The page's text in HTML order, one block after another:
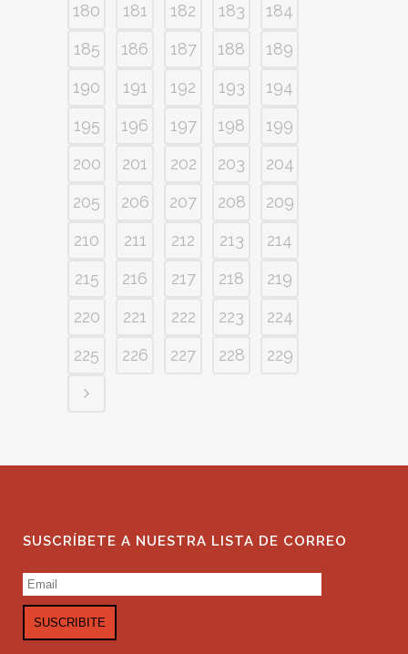
180
181 182 183
184
185
186 187 188
189
190
191 192 193
194
195
196 197 198
199
200
201 202 203
204
205
206 207 208
209
210
211 212 213
214
215
216 217 218
219
220
221 222 223
224
225
226 227 228 229
SUSCRÍBETE A NUESTRA LISTA DE CORREO